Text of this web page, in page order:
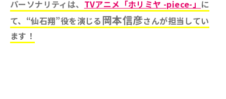
パーソナリティは、 TVアニメ「ホリミヤ -piece-」 に
て、“仙石翔”役を演じる 岡本信彦さんが担当してい
ます！